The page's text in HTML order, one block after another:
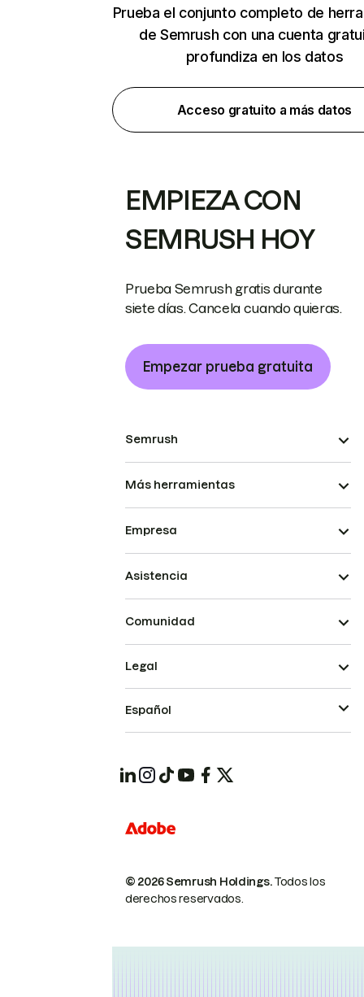
Prueba el conjunto completo de
de Semrush con una cuenta
profundiza en los datos
Acceso gratuito a más datos
EMPIEZA CON
SEMRUSH HOY
Prueba Semrush gratis durante
siete días. Cancela cuando quieras.
Empezar prueba gratuita
Semrush
Más herramientas
Empresa
Asistencia
Comunidad
© 2026 Semrush Holdings.Todos los
derechos reservados.
Legal
Español